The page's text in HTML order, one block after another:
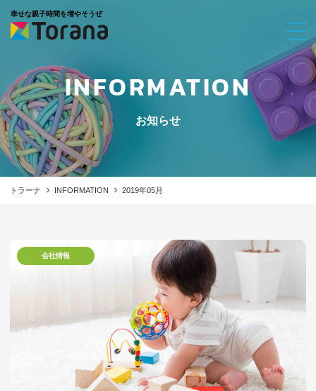
幸せな親子時間を増やそうぜ
INFORMATION
お知らせ
トラーナ INFORMATION 2019年05月
会社情報